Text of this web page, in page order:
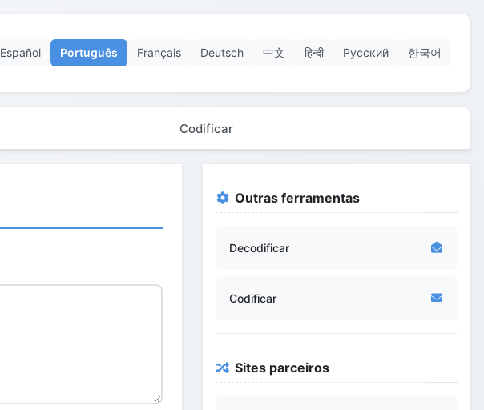
Español Português Français Deutsch 中文 हिन्दी Русский 한국어
Codificar
Outras ferramentas
Decodificar
Codificar
Sites parceiros